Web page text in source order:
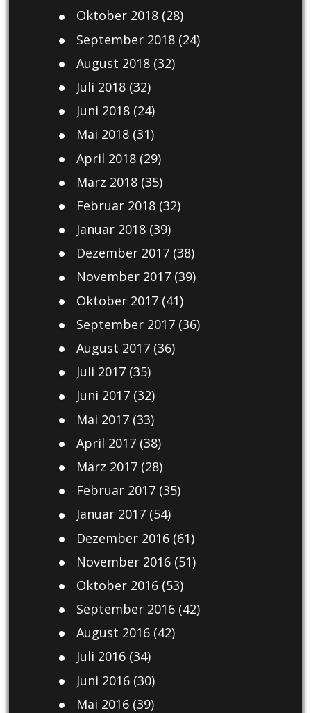
Oktober 2018(28)
September 2018(24)
August 2018(32)
Juli 2018(32)
Juni 2018(24)
Mai 2018(31)
April 2018(29)
März 2018(35)
Februar 2018(32)
Januar 2018(39)
Dezember 2017(38)
November 2017(39)
Oktober 2017(41)
September 2017(36)
August 2017(36)
Juli 2017(35)
Juni 2017(32)
Mai 2017(33)
April 2017(38)
März 2017(28)
Februar 2017(35)
Januar 2017(54)
Dezember 2016(61)
November 2016(51)
Oktober 2016(53)
September 2016(42)
August 2016(42)
Juli 2016(34)
Juni 2016(30)
Mai 2016(39)